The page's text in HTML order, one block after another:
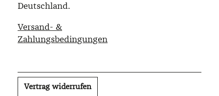
Deutschland.
Versand- &
Zahlungsbedingungen
Vertrag widerrufen